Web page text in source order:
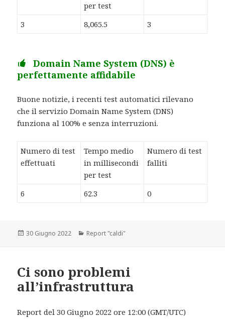
per test
3 8,065.5 3
Domain Name System (DNS) è
perfettamente affidabile
Buone notizie, i recenti test automatici rilevano
che il servizio Domain Name System (DNS)
funziona al 100% e senza interruzioni.
Numero di test
effettuati
Tempo medio
in millisecondi
per test
Numero di test
falliti
6 62.3 0
Scritto
30 Giugno 2022 Categorie
Report "caldi"
Ci sono problemi
all’infrastruttura
Report del 30 Giugno 2022 ore 12:00 (GMT/UTC)